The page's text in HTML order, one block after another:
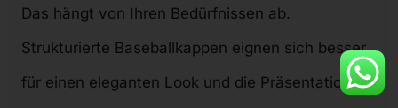
Das hängt von Ihren Bedürfnissen ab.
Strukturierte Baseballkappen eignen sich besser
für einen eleganten Look und die Präsentation